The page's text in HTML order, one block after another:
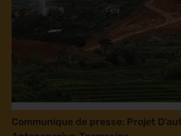
Communique de presse: Projet